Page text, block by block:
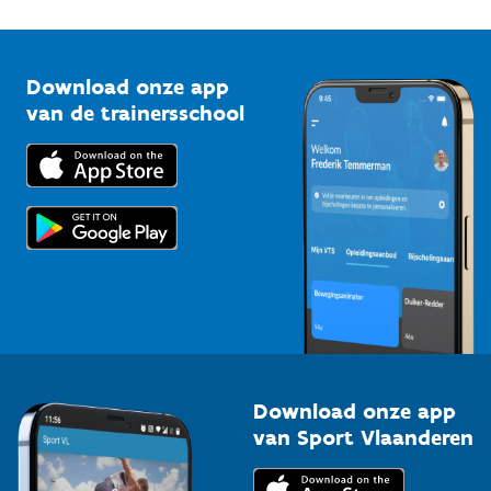
Bedrijven
Trainers en begeleiders
Topsporters
Vlaamse Trainersschool
Kennisplatform
Downloads
Voor de pers
Download onze app
van de trainersschool
Download onze app
van Sport Vlaanderen